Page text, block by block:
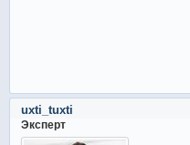
uxti_tuxti
Эксперт